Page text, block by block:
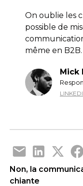
On oublie les
possible de
même en B2B.
Mick
Non, la
chiante